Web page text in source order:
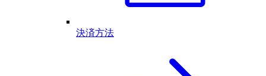
決済方法